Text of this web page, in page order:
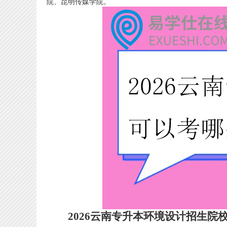
院、昆明传媒学院。
2026云南专升本环境设计招生院